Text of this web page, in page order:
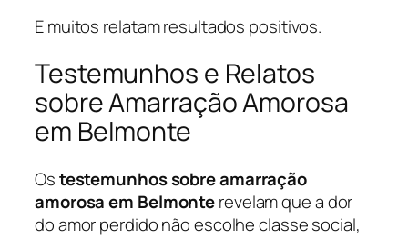
E muitos relatam resultados positivos.
Testemunhos e Relatos
sobre Amarração Amorosa
em Belmonte
Ostestemunhos sobre amarração
amorosa em Belmonterevelam que a dor
do amor perdido não escolhe classe social,